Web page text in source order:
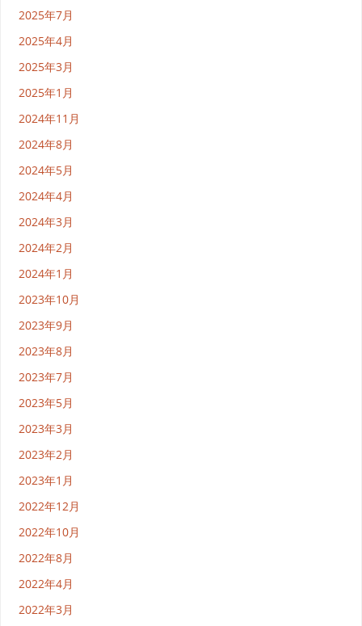
2025年7月
2025年4月
2025年3月
2025年1月
2024年11月
2024年8月
2024年5月
2024年4月
2024年3月
2024年2月
2024年1月
2023年10月
2023年9月
2023年8月
2023年7月
2023年5月
2023年3月
2023年2月
2023年1月
2022年12月
2022年10月
2022年8月
2022年4月
2022年3月